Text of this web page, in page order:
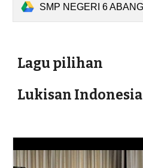
SMP NEGERI 6
Lagu pilihan
Lukisan Indonesia